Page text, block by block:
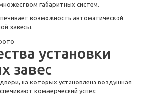
габаритных систем.
возможность автоматической
завесы.
установки
завес
на которых установлена воздушная
коммерческий успех: